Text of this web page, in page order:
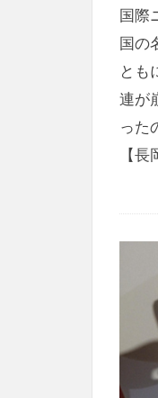
国際
国の
とも
連が
った
【長